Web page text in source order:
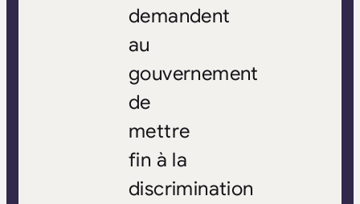
demandent
au
gouvernement
de
mettre
fin à la
discrimination